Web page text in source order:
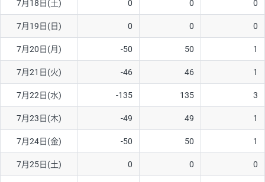
ソ/円は10万通貨単位。
7月18日(土) 0 0 0
7月19日(日) 0 0 0
7月20日(月) -50 50 1
7月21日(火) -46 46 1
7月22日(水) -135 135 3
7月23日(木) -49 49 1
7月24日(金) -50 50 1
7月25日(土) 0 0 0